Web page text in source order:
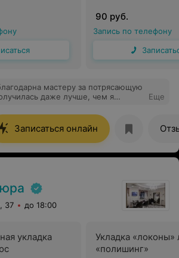
90 руб.
Запись по телефону
мастеру за потрясающую
даже лучше, чем я
Еще
Записаться онлайн
37 до 18:00
укладка
Укладка «локоны»
«полишинг»